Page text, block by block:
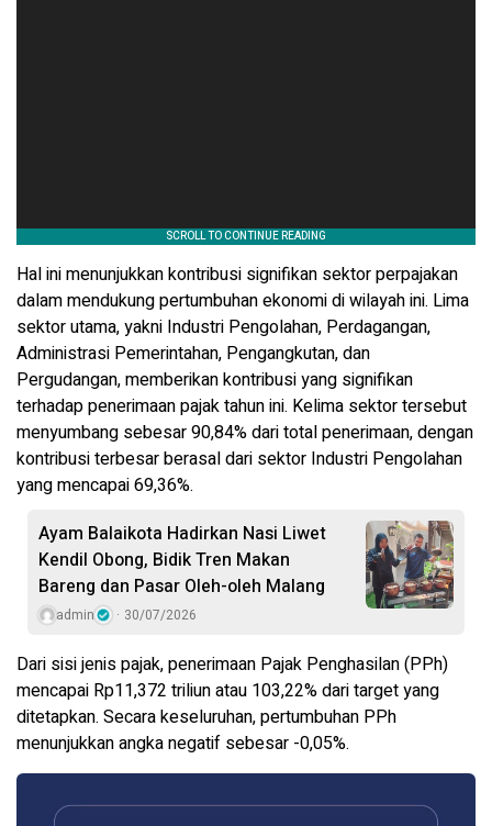
Hal ini menunjukkan kontribusi signifikan sektor perpajakan
dalam mendukung pertumbuhan ekonomi di wilayah ini. Lima
sektor utama, yakni Industri Pengolahan, Perdagangan,
Administrasi Pemerintahan, Pengangkutan, dan
Pergudangan, memberikan kontribusi yang signifikan
terhadap penerimaan pajak tahun ini. Kelima sektor tersebut
menyumbang sebesar 90,84% dari total penerimaan, dengan
kontribusi terbesar berasal dari sektor Industri Pengolahan
yang mencapai 69,36%.
Ayam Balaikota Hadirkan Nasi Liwet
Kendil Obong, Bidik Tren Makan
Bareng dan Pasar Oleh-oleh Malang
admin 30/07/2026
Dari sisi jenis pajak, penerimaan Pajak Penghasilan (PPh)
mencapai Rp11,372 triliun atau 103,22% dari target yang
ditetapkan. Secara keseluruhan, pertumbuhan PPh
menunjukkan angka negatif sebesar -0,05%.